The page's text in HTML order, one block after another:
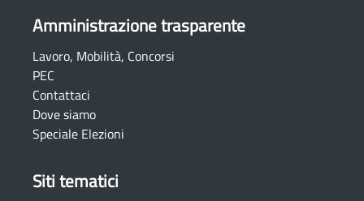
Amministrazione trasparente
Lavoro, Mobilità, Concorsi
PEC
Contattaci
Dove siamo
Speciale Elezioni
Siti tematici